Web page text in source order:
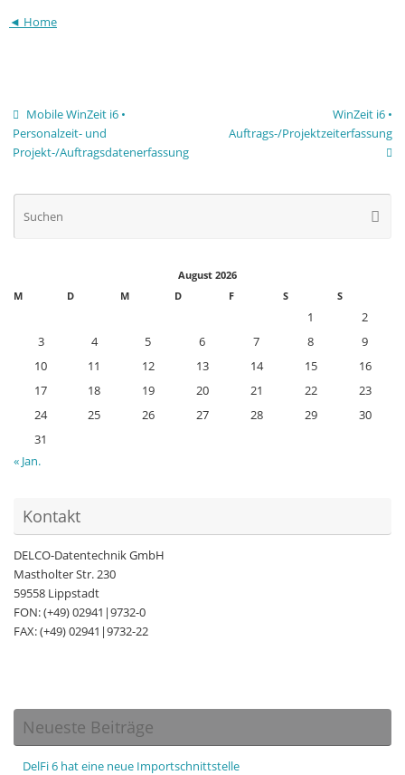
◄ Home
Mobile WinZeit i6 •
Personalzeit- und
Projekt-/Auftragsdatenerfassung
WinZeit i6 •
Auftrags-/Projektzeiterfassung
August 2026
M
D M D F S S
1
2
3
4 5 6 7 8
9
10
11 12 13 14 15
16
17
18 19 20 21 22
23
24
25 26 27 28 29
30
31
« Jan.
Kontakt
DELCO-Datentechnik GmbH
Mastholter Str. 230
59558 Lippstadt
FON: (+49) 02941|9732-0
FAX: (+49) 02941|9732-22
Neueste Beiträge
DelFi 6 hat eine neue Importschnittstelle